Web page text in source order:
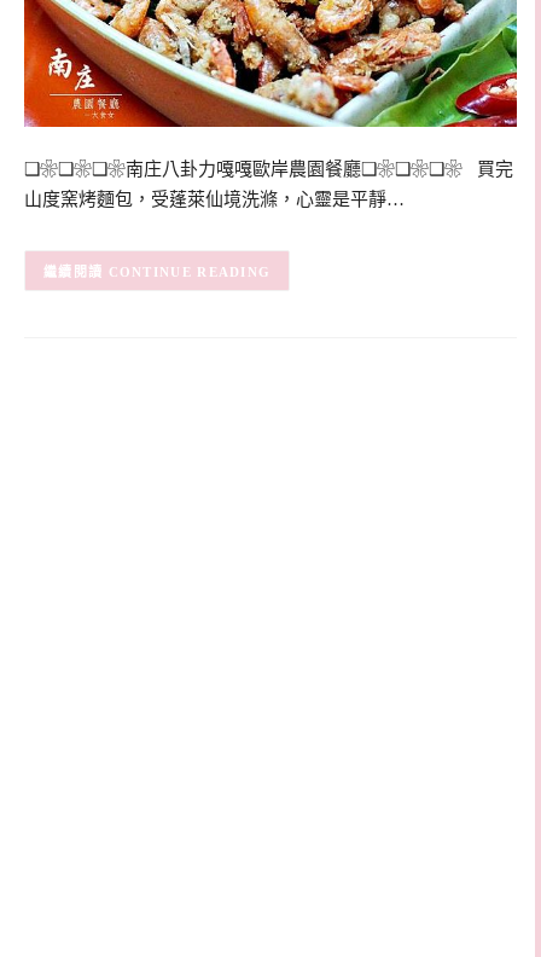
❑❀❑❀❑❀南庄八卦力嘎嘎歐岸農園餐廳❑❀❑❀❑❀ 買完
山度窯烤麵包，受蓬萊仙境洗滌，心靈是平靜…
CONTINUE READING